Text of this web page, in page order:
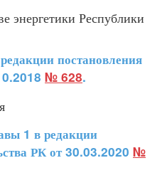
энергетики Республики
постановления
№ 628.
1 в редакции
РК от 30.03.2020 №